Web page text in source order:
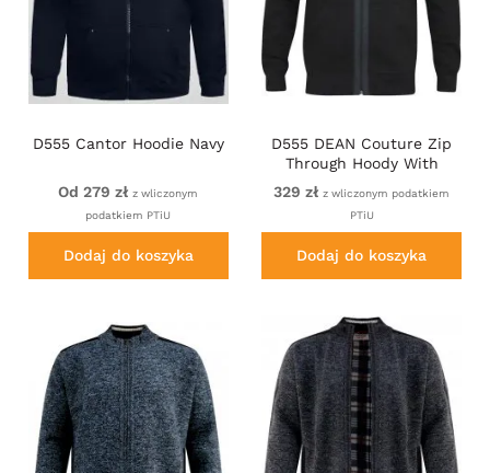
D555 Cantor Hoodie Navy
Od 279 zł z wliczonym
podatkiem PTiU
Dodaj do koszyka
D555 DEAN Couture Zip
Through Hoody With
Woven Contrast Fabric
Trim Black
329 zł z wliczonym podatkiem
PTiU
Dodaj do koszyka